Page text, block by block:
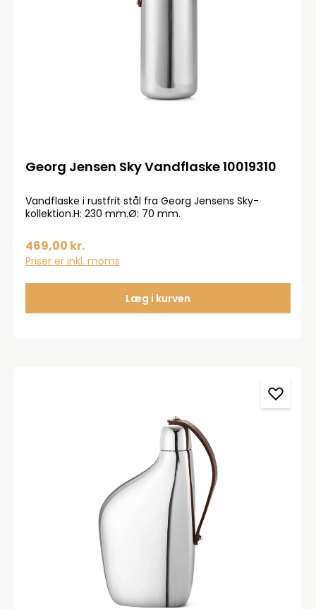
Georg Jensen Sky Vandflaske 10019310
Vandflaske i rustfrit stål fra Georg Jensens Sky-
kollektion.H: 230 mm.Ø: 70 mm.
469,00 kr.
Priser er inkl. moms
Læg i kurven